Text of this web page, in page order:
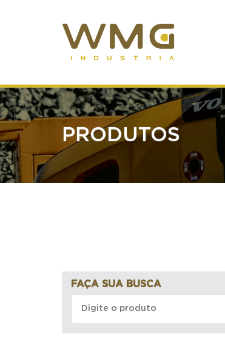
PRODUTOS
FAÇA SUA BUSCA